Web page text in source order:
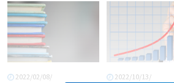
2022/02/08/ 2022/10/13/